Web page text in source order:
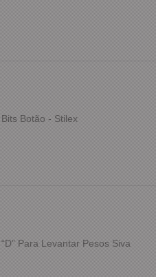
Botão - Stilex
Para Levantar Pesos Siva